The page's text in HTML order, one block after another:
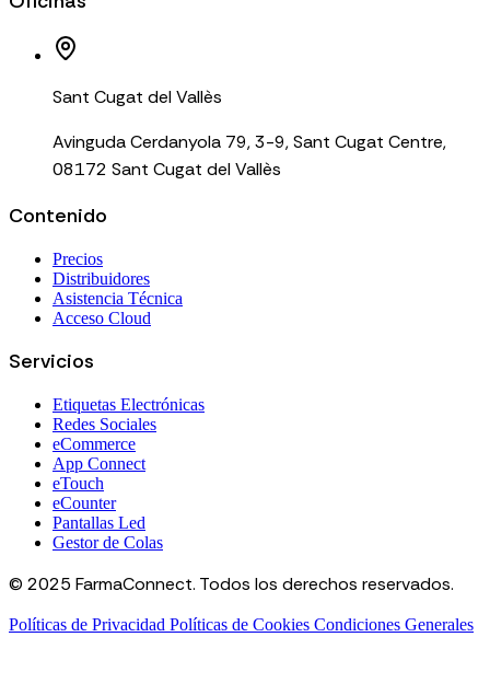
Sant Cugat del Vallès
Avinguda Cerdanyola 79, 3-9, Sant Cugat Centre,
08172 Sant Cugat del Vallès
Contenido
Precios
Distribuidores
Asistencia Técnica
Acceso Cloud
Servicios
Etiquetas Electrónicas
Redes Sociales
eCommerce
App Connect
eTouch
eCounter
Pantallas Led
Gestor de Colas
© 2025 FarmaConnect. Todos los derechos reservados.
Políticas de Privacidad Políticas de Cookies Condiciones Generales